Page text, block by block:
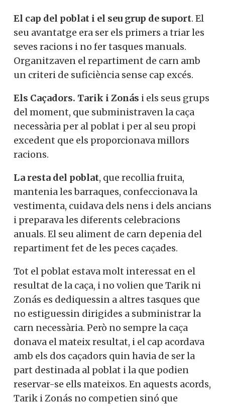
El cap del poblat i el seu grup de suport. El
seu avantatge era ser els primers a triar les
seves racions i no fer tasques manuals.
Organitzaven el repartiment de carn amb
un criteri de suficiència sense cap excés.
Els Caçadors. Tarik i Zonás i els seus grups
del moment, que subministraven la caça
necessària per al poblat i per al seu propi
excedent que els proporcionava millors
racions.
La resta del poblat, que recollia fruita,
mantenia les barraques, confeccionava la
vestimenta, cuidava dels nens i dels ancians
i preparava les diferents celebracions
anuals. El seu aliment de carn depenia del
repartiment fet de les peces caçades.
Tot el poblat estava molt interessat en el
resultat de la caça, i no volien que Tarik ni
Zonás es dediquessin a altres tasques que
no estiguessin dirigides a subministrar la
carn necessària. Però no sempre la caça
donava el mateix resultat, i el cap acordava
amb els dos caçadors quin havia de ser la
part destinada al poblat i la que podien
reservar-se ells mateixos. En aquests acords,
Tarik i Zonás no competien sinó que